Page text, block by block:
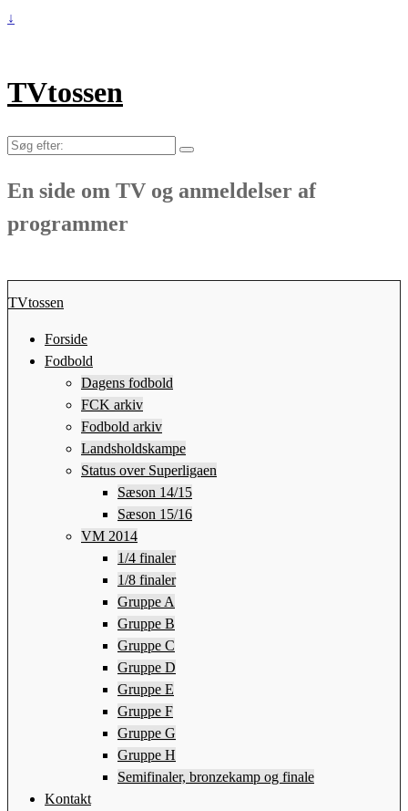
↓
TVtossen
Søg
En side om TV og anmeldelser af
programmer
TVtossen
Forside
Fodbold
Dagens fodbold
FCK arkiv
Fodbold arkiv
Landsholdskampe
Status over Superligaen
Sæson 14/15
Sæson 15/16
VM 2014
1/4 finaler
1/8 finaler
Gruppe A
Gruppe B
Gruppe C
Gruppe D
Gruppe E
Gruppe F
Gruppe G
Gruppe H
Semifinaler, bronzekamp og finale
Kontakt